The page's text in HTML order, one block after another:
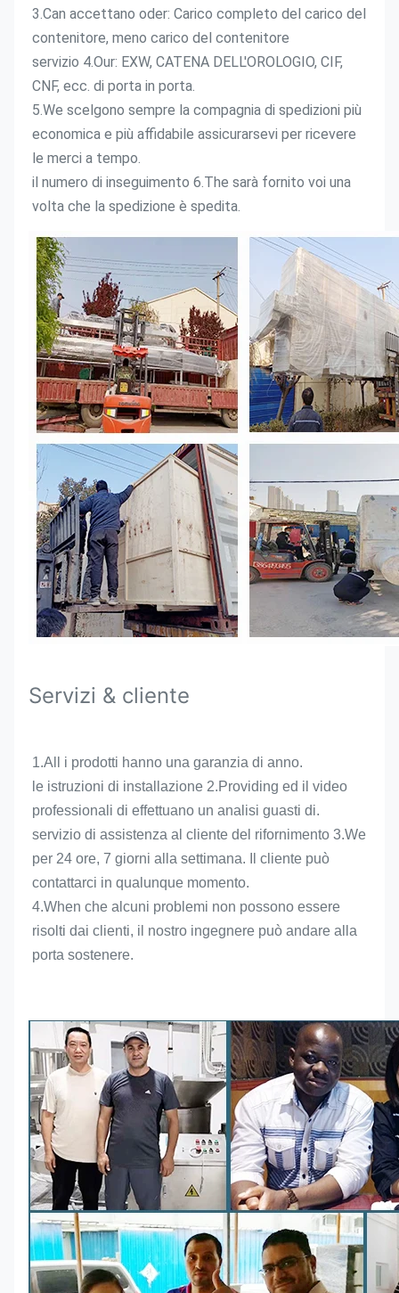
3.Can accettano oder: Carico completo del carico del
contenitore, meno carico del contenitore
servizio 4.Our: EXW, CATENA DELL'OROLOGIO, CIF,
CNF, ecc. di porta in porta.
5.We scelgono sempre la compagnia di spedizioni più
economica e più affidabile assicurarsevi per ricevere
le merci a tempo.
il numero di inseguimento 6.The sarà fornito voi una
volta che la spedizione è spedita.
Servizi & cliente
1.All i prodotti hanno una garanzia di anno.
le istruzioni di installazione 2.Providing ed il video
professionali di effettuano un analisi guasti di.
servizio di assistenza al cliente del rifornimento 3.We
per 24 ore, 7 giorni alla settimana. Il cliente può
contattarci in qualunque momento.
4.When che alcuni problemi non possono essere
risolti dai clienti, il nostro ingegnere può andare alla
porta sostenere.